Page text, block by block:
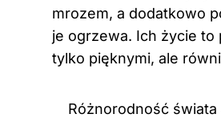
mrozem, a dodatkowo
je ogrzewa. Ich życie
tylko pięknymi, ale
Różnorodność